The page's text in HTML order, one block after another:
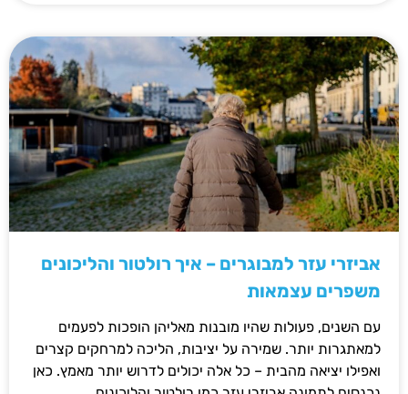
אביזרי עזר למבוגרים – איך רולטור והליכונים
משפרים עצמאות
עם השנים, פעולות שהיו מובנות מאליהן הופכות לפעמים
למאתגרות יותר. שמירה על יציבות, הליכה למרחקים קצרים
ואפילו יציאה מהבית – כל אלה יכולים לדרוש יותר מאמץ. כאן